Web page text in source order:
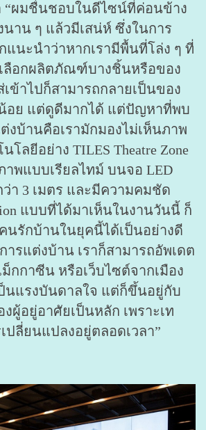
“ผมชื่นชอบในดีไซน์ที่ค่อนข้าง
นาน ๆ แล้วมีเสน่ห์ ซึ่งในการ
นะนำว่าหากเรามีพื้นที่โล่ง ๆ ที่
ลือกผลิตภัณฑ์บางชิ้นหรือของ
เข้าไปก็สามารถกลายเป็นของ
อย แต่ดูดีมากได้ แต่ปัญหาที่พบ
งบ้านคือเรามักมองไม่เห็นภาพ
โลยีอย่าง TILES Theatre Zone
พแบบเรียลไทม์ บนจอ LED
ว่า 3 เมตร และมีความคมชัด
แบบที่ได้มาเห็นในงานวันนี้ ก็
นรักบ้านในยุคนี้ได้เป็นอย่างดี
ารแต่งบ้าน เราก็สามารถอัพเดต
กกาซีน หรือเว็บไซต์จากเมือง
นแรงบันดาลใจ แต่ก็ขึ้นอยู่กับ
ผู้อยู่อาศัยเป็นหลัก เพราะเท
ลี่ยนแปลงอยู่ตลอดเวลา”